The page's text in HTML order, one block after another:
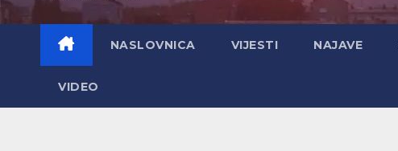
NASLOVNICA VIJESTI NAJAVE
VIDEO